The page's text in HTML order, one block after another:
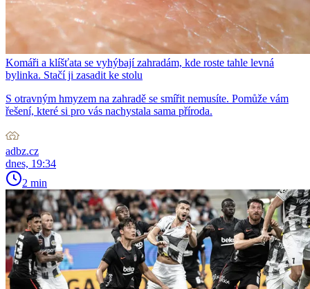
Komáři a klíšťata se vyhýbají zahradám, kde roste tahle levná
bylinka. Stačí ji zasadit ke stolu
S otravným hmyzem na zahradě se smířit nemusíte. Pomůže vám
řešení, které si pro vás nachystala sama příroda.
adbz.cz
dnes, 19:34
2 min